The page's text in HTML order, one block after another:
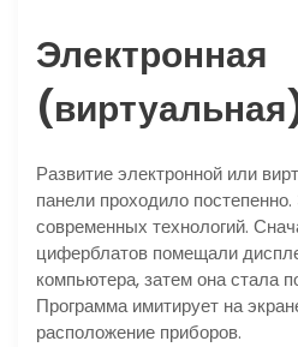
Электронная
Развитие электронной или
панели проходило
современных технологий.
циферблатов помещали
компьютера, затем она стала
Программа имитирует на
расположение приборов.